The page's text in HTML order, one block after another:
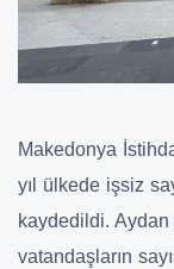
Makedonya
yıl ülkede işsiz
kaydedildi. Aydan
vatandaşların